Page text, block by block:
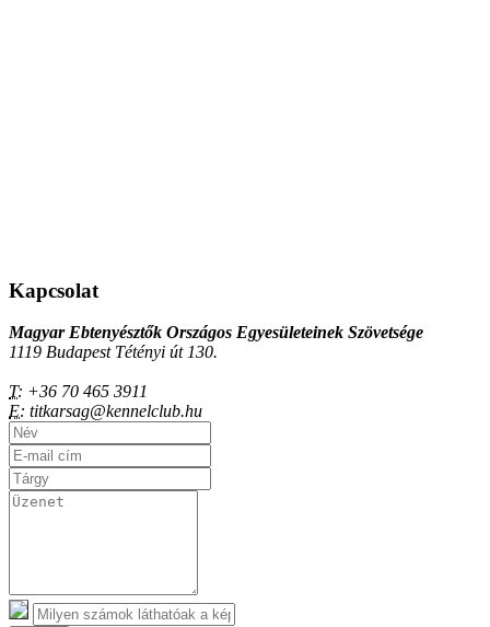
Kapcsolat
Magyar Ebtenyésztők Országos Egyesületeinek Szövetsége
1119 Budapest Tétényi út 130.
T: +36 70 465 3911
E: titkarsag@kennelclub.hu